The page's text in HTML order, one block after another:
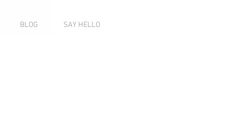
BLOG SAY HELLO